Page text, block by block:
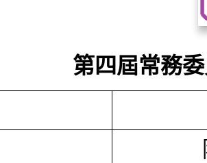
第四屆常務